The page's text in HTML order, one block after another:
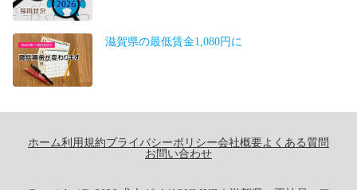
滋賀県の最低賃金1,080円に
ホーム利用規約プライバシーポリシー会社概要よくある質問
お問い合わせ